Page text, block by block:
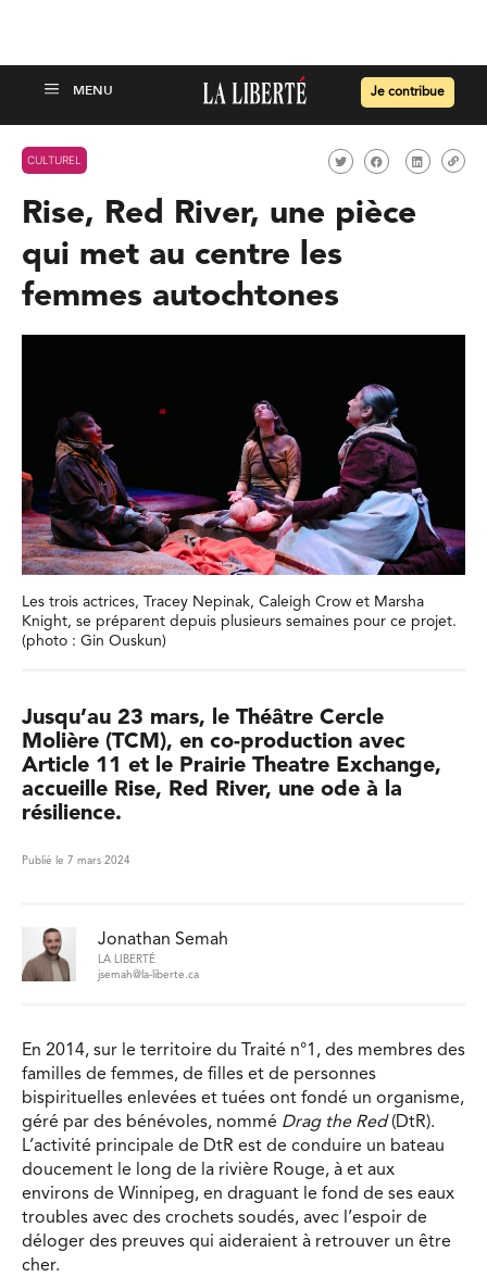
Je contribue
CULTUREL
Rise, Red River, une pièce
qui met au centre les
femmes autochtones
Les trois actrices, Tracey Nepinak, Caleigh Crow et Marsha
Knight, se préparent depuis plusieurs semaines pour ce projet.
(photo : Gin Ouskun)
Jusqu’au 23 mars, le Théâtre Cercle
Molière (TCM), en co-production avec
Article 11 et le Prairie Theatre Exchange,
accueille Rise, Red River, une ode à la
résilience.
Publié le 7 mars 2024
Jonathan Semah
LA LIBERTÉ
jsemah@la-liberte.ca
En 2014, sur le territoire du Traité n°1, des membres des
familles de femmes, de filles et de personnes
bispirituelles enlevées et tuées ont fondé un organisme,
géré par des bénévoles, nommé Drag the Red (DtR).
L’activité principale de DtR est de conduire un bateau
doucement le long de la rivière Rouge, à et aux
environs de Winnipeg, en draguant le fond de ses eaux
troubles avec des crochets soudés, avec l’espoir de
déloger des preuves qui aideraient à retrouver un être
cher.